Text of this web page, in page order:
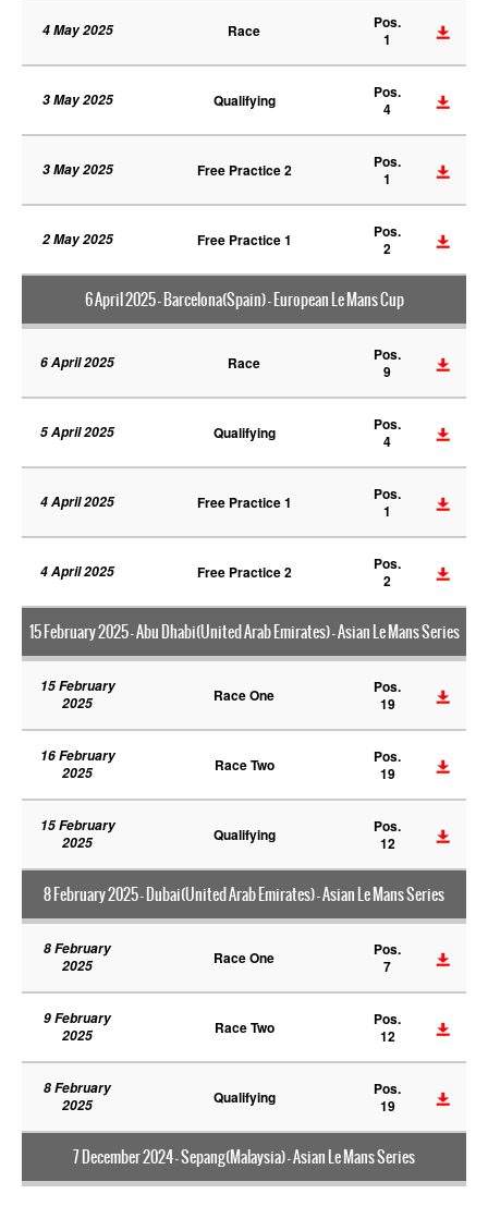
4 May 2025 Race
Pos.
1
3 May 2025 Qualifying
Pos.
4
3 May 2025 Free Practice 2
Pos.
1
2 May 2025 Free Practice 1
Pos.
2
6 April 2025 - Barcelona(Spain) - European Le Mans Cup
6 April 2025 Race
Pos.
9
5 April 2025 Qualifying
Pos.
4
4 April 2025 Free Practice 1
Pos.
1
4 April 2025 Free Practice 2
Pos.
2
15 February 2025 - Abu Dhabi(United Arab Emirates) - Asian Le Mans Series
15 February
2025
Race One
Pos.
19
16 February
2025
Race Two
Pos.
19
15 February
2025
Qualifying
Pos.
12
8 February 2025 - Dubai(United Arab Emirates) - Asian Le Mans Series
8 February
2025
Race One
Pos.
7
9 February
2025
Race Two
Pos.
12
8 February
2025
Qualifying
Pos.
19
7 December 2024 - Sepang(Malaysia) - Asian Le Mans Series